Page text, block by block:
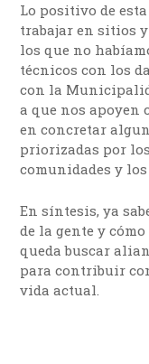
Lo positivo de
trabajar en sitios
los que no
técnicos con los
con la
a que nos apoyen
en concretar
priorizadas por
comunidades y
En síntesis, ya
de la gente y
queda buscar
para contribuir
vida actual.